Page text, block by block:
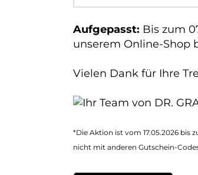
Aufgepasst: Bis zum
unserem Online-Shop
Vielen Dank für Ihre
*Die Aktion ist vom 17.05.2026 bis
nicht mit anderen Gutschein-